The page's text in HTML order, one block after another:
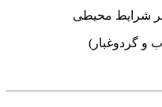
شرایط محیطی